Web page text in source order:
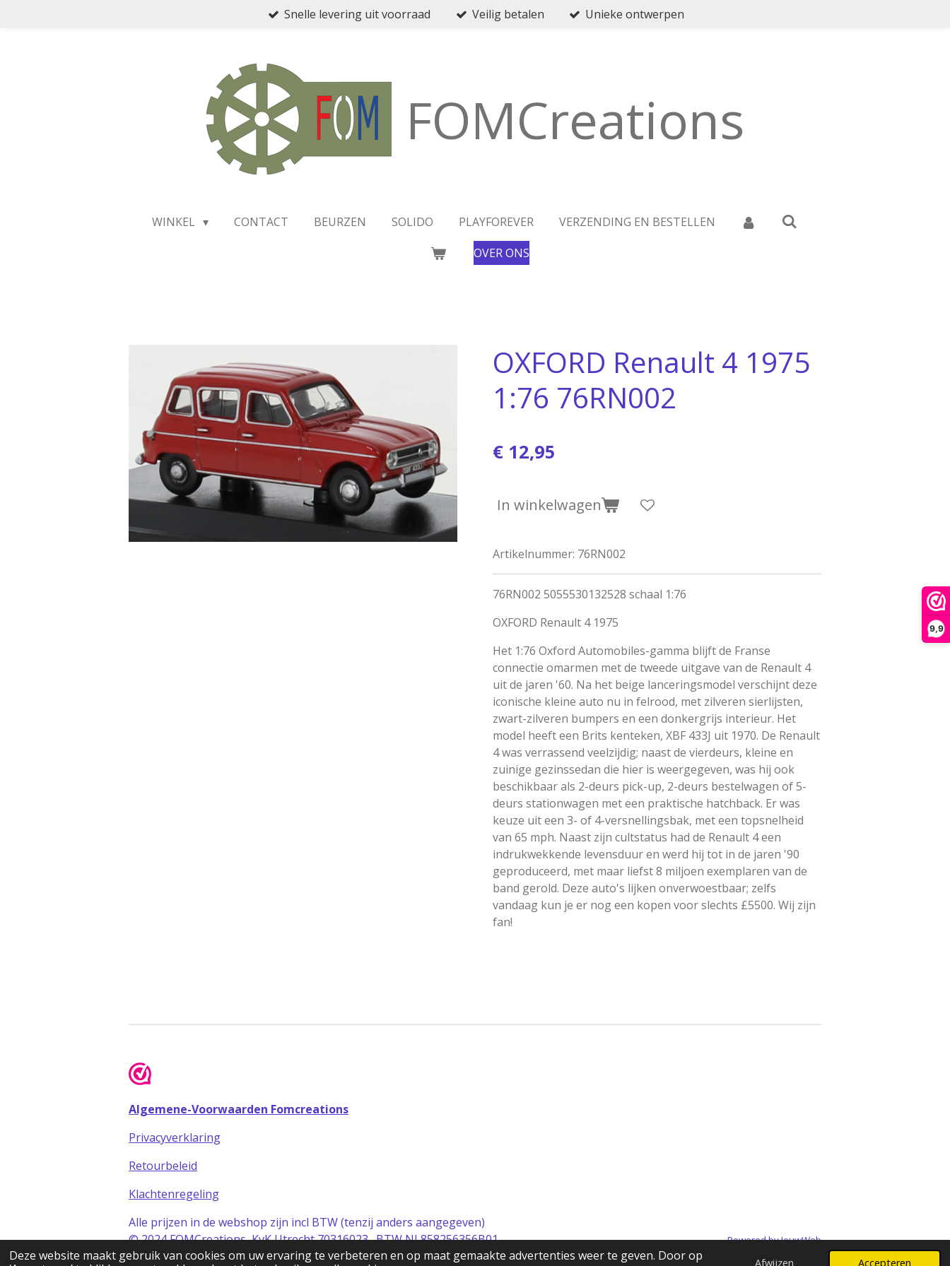
Deze website maakt gebruik van cookies om uw ervaring te verbeteren en op maat gemaakte advertenties weer te geven. Door op
Afwijzen Accepteren
9,9
Snelle levering uit voorraad Veilig betalen Unieke ontwerpen
FOMCreations
WINKEL CONTACT BEURZEN SOLIDO PLAYFOREVER
VERZENDING EN BESTELLEN
OVER ONS
OXFORD Renault 4 1975
1:76 76RN002
€ 12,95
In winkelwagen
Artikelnummer: 76RN002
76RN002 5055530132528 schaal 1:76
OXFORD Renault 4 1975
Het 1:76 Oxford Automobiles-gamma blijft de Franse
connectie omarmen met de tweede uitgave van de Renault 4
uit de jaren '60. Na het beige lanceringsmodel verschijnt deze
iconische kleine auto nu in felrood, met zilveren sierlijsten,
zwart-zilveren bumpers en een donkergrijs interieur. Het
model heeft een Brits kenteken, XBF 433J uit 1970. De Renault
4 was verrassend veelzijdig; naast de vierdeurs, kleine en
zuinige gezinssedan die hier is weergegeven, was hij ook
beschikbaar als 2-deurs pick-up, 2-deurs bestelwagen of 5-
deurs stationwagen met een praktische hatchback. Er was
keuze uit een 3- of 4-versnellingsbak, met een topsnelheid
van 65 mph. Naast zijn cultstatus had de Renault 4 een
indrukwekkende levensduur en werd hij tot in de jaren '90
geproduceerd, met maar liefst 8 miljoen exemplaren van de
band gerold. Deze auto's lijken onverwoestbaar; zelfs
vandaag kun je er nog een kopen voor slechts £5500. Wij zijn
fan!
Algemene-Voorwaarden Fomcreations
Privacyverklaring
Retourbeleid
Klachtenregeling
Alle prijzen in de webshop zijn incl BTW (tenzij anders aangegeven)
© 2024 FOMCreations, KvK Utrecht 70316023 . BTW NL858256356B01
Powered byJouwWeb